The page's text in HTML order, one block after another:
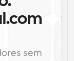
sem